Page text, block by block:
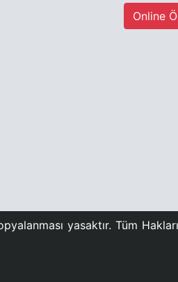
Online
yasaktır. Tüm